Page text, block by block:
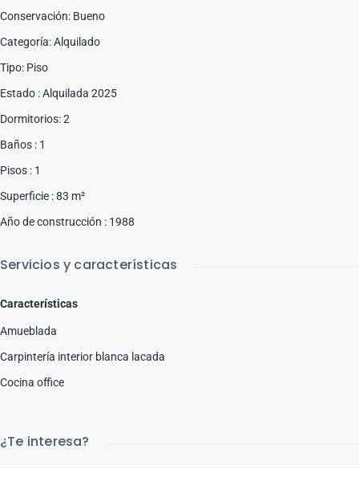
Conservación: Bueno
Categoría:Alquilado
Tipo: Piso
Estado :Alquilada 2025
Dormitorios:2
Baños : 1
Pisos : 1
Superficie :83 m²
Año de construcción : 1988
Servicios y características
Características
Amueblada
Carpintería interior blanca lacada
Cocina office
¿Te interesa?